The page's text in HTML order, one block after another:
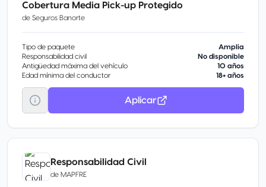
Cobertura Media Pick-up Protegido
de Seguros Banorte
Tipo de paquete
Amplia
Responsabilidad civil
No disponible
Antigüedad máxima del vehículo
10 años
Edad mínima del conductor
18+ años
Aplicar
Responsabilidad Civil
de MAPFRE